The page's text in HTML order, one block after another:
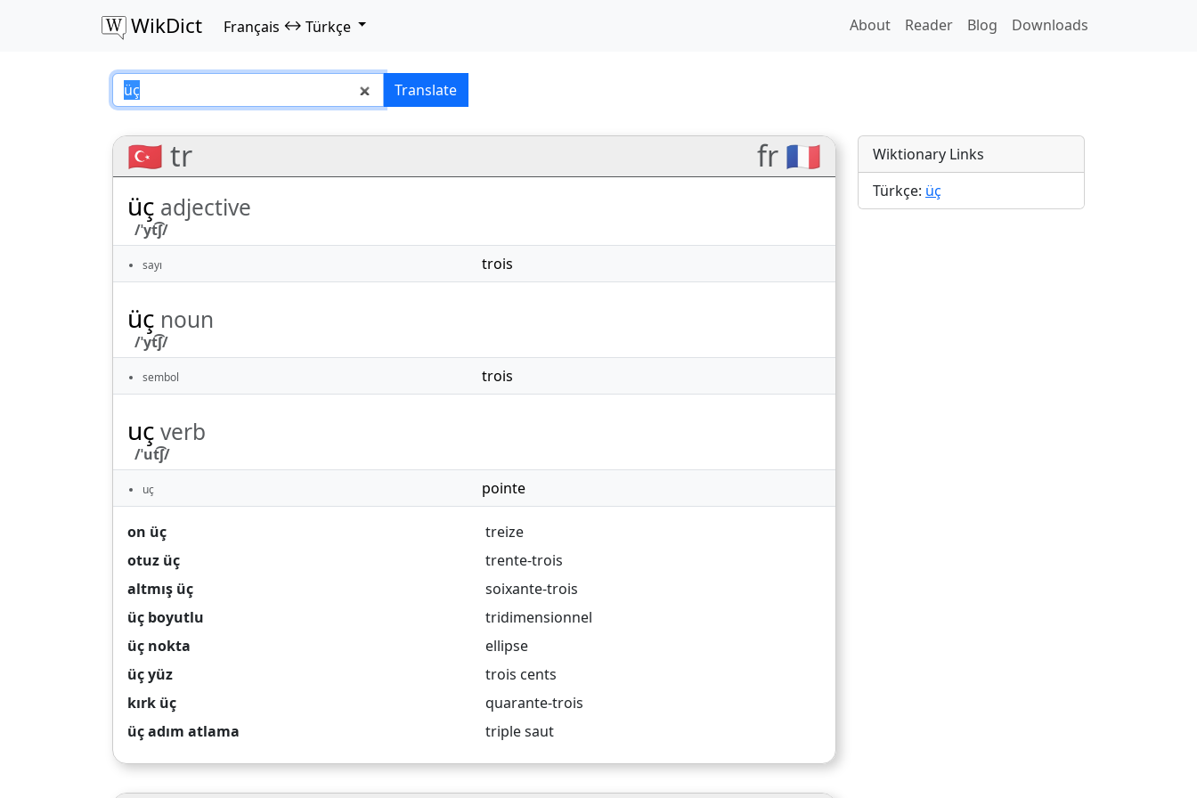
WikDict Français ↔ Türkçe About Reader Blog Downloads
üç – Français–Türkçe translations
Translate
🇹🇷 tr fr 🇫🇷
üç adjective
/ˈyt͡ʃ/
sayı trois
üç noun
/ˈyt͡ʃ/
sembol trois
uç verb
/ˈut͡ʃ/
uç pointe
on üç
treize
otuz üç
trente-trois
altmış üç
soixante-trois
üç boyutlu
tridimensionnel
üç nokta
ellipse
üç yüz
trois cents
kırk üç
quarante-trois
üç adım atlama
triple saut
Wiktionary Links
Türkçe: üç